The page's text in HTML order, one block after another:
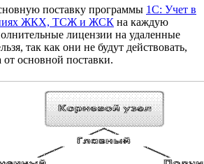
поставку программы 1С: Учет в
ЖКХ, ТСЖ и ЖСК на каждую
лицензии на удаленные
так как они не будут действовать,
от основной поставки.